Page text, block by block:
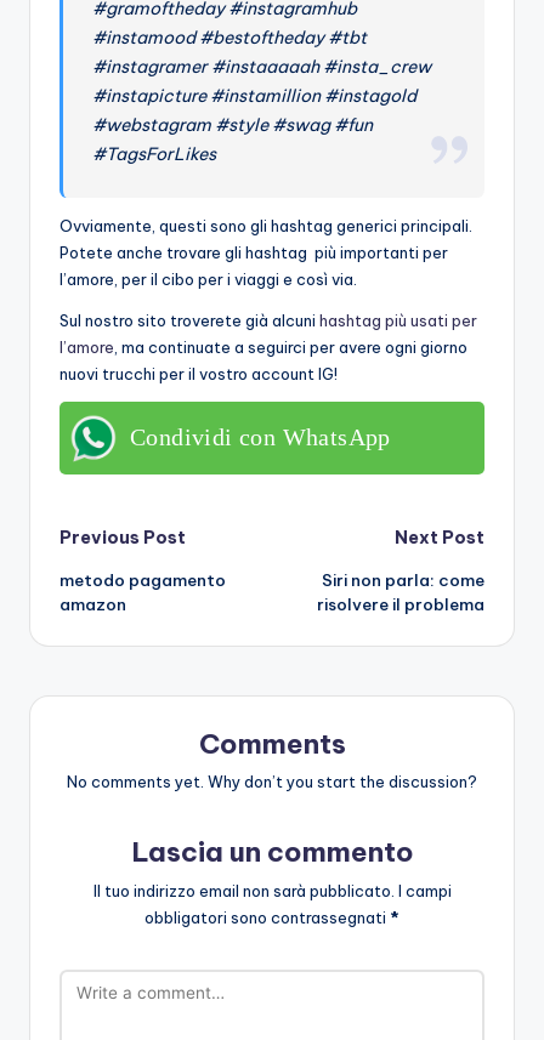
#gramoftheday #instagramhub
#instamood #bestoftheday #tbt
#instagramer #instaaaaah #insta_crew
#instapicture #instamillion #instagold
#webstagram #style #swag #fun
#TagsForLikes
Ovviamente, questi sono gli hashtag generici principali.
Potete anche trovare gli hashtag più importanti per
l’amore, per il cibo per i viaggi e così via.
Sul nostro sito troverete già alcuni hashtag più usati per
l’amore , ma continuate a seguirci per avere ogni giorno
nuovi trucchi per il vostro account IG!
Condividi con WhatsApp
Post
navigation
Previous Post
metodo pagamento
amazon
Next Post
Siri non parla: come
risolvere il problema
Comments
No comments yet. Why don’t you start the discussion?
Lascia un commento
Il tuo indirizzo email non sarà pubblicato. I campi
obbligatori sono contrassegnati *